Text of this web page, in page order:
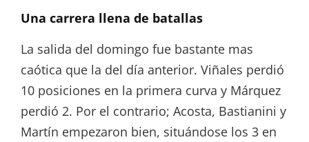
Una carrera llena de batallas
La salida del domingo fue bastante mas
caótica que la del día anterior. Viñales perdió
10 posiciones en la primera curva y Márquez
perdió 2. Por el contrario; Acosta, Bastianini y
Martín empezaron bien, situándose los 3 en